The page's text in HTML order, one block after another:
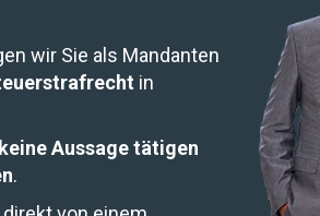
wir Sie als Mandanten
in
keine Aussage tätigen
.